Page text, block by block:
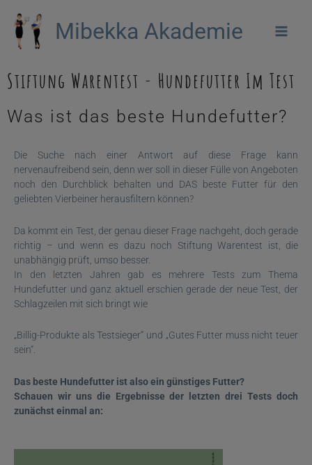
Zum
Inhalt
Mibekka Akademie
Stiftung Warentest - Hundefutter Im Test
Was ist das beste Hundefutter?
Die Suche nach einer Antwort auf diese Frage kann
nervenaufreibend sein, denn wer soll in dieser Fülle von Angeboten
noch den Durchblick behalten und DAS beste Futter für den
geliebten Vierbeiner herausfiltern können?
Da kommt ein Test, der genau dieser Frage nachgeht, doch gerade
richtig – und wenn es dazu noch Stiftung Warentest ist, die
unabhängig prüft, umso besser.
In den letzten Jahren gab es mehrere Tests zum Thema
Hundefutter und ganz aktuell erschien gerade der neue Test, der
Schlagzeilen mit sich bringt wie
„Billig-Produkte als Testsieger“ und „Gutes Futter muss nicht teuer
sein“.
Das beste Hundefutter ist also ein günstiges Futter?
Schauen wir uns die Ergebnisse der letzten drei Tests doch
zunächst einmal an: